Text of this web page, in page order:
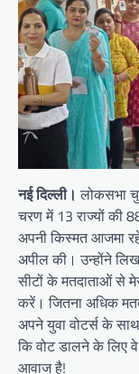
नई दिल्ली। लोकसभा
चरण में 13 राज्यों की
अपनी किस्मत आजमा रहे
अपील की। उन्होंने
सीटों के मतदाताओं से
करें। जितना अधिक
अपने युवा वोटर्स के
कि वोट डालने के
आवाज है!